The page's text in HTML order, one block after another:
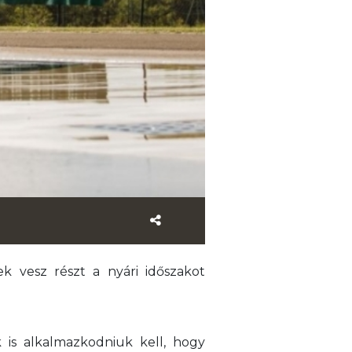
vesz részt a nyári időszakot
is alkalmazkodniuk kell, hogy